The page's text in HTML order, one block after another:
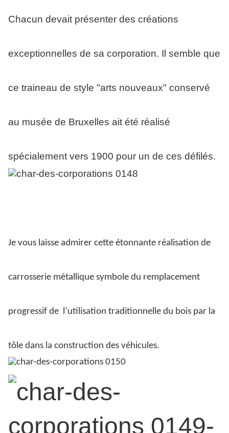
Chacun devait présenter des créations
exceptionnelles de sa corporation. Il semble que
ce traineau de style "arts nouveaux" conservé
au musée de Bruxelles ait été réalisé
spécialement vers 1900 pour un de ces défilés.
Je vous laisse admirer cette étonnante réalisation de
carrosserie métallique symbole du remplacement
progressif de l’utilisation traditionnelle du bois par la
tôle dans la construction des véhicules.